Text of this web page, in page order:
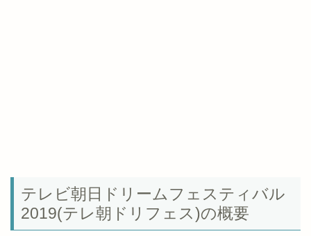
テレビ朝日ドリームフェスティバル
2019(テレ朝ドリフェス)の概要